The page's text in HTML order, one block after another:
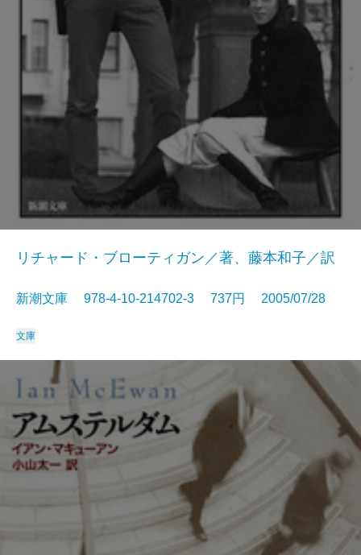
リチャード・ブローティガン／著、藤本和子／訳
新潮文庫 978-4-10-214702-3 737円 2005/07/28
文庫